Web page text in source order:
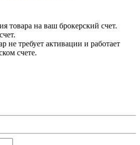
товара на ваш брокерский счет.
не требует активации и работает
счете.